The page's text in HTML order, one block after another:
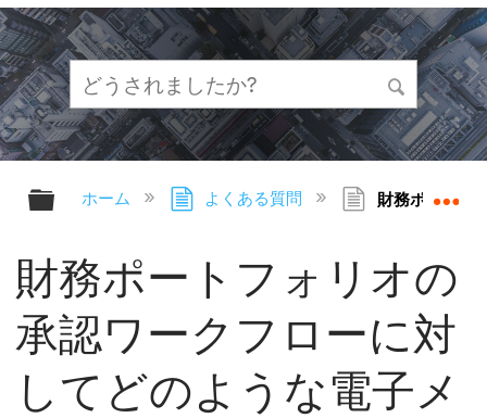
グローバル階層を展開/折りたたむ
ホーム よくある質問 財務ポートフ
財務ポートフォリオの
承認ワークフローに対
してどのような電子メ